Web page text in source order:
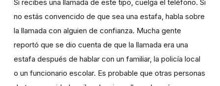
Si recibes una llamada de este tipo, cuelga el teléfono. Si
no estás convencido de que sea una estafa, habla sobre
la llamada con alguien de confianza. Mucha gente
reportó que se dio cuenta de que la llamada era una
estafa después de hablar con un familiar, la policía local
o un funcionario escolar. Es probable que otras personas